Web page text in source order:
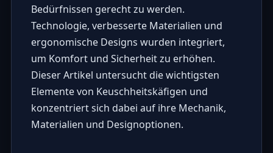
Bedürfnissen gerecht zu werden.
Technologie, verbesserte Materialien und
ergonomische Designs wurden integriert,
um Komfort und Sicherheit zu erhöhen.
Dieser Artikel untersucht die wichtigsten
Elemente von Keuschheitskäfigen und
konzentriert sich dabei auf ihre Mechanik,
Materialien und Designoptionen.